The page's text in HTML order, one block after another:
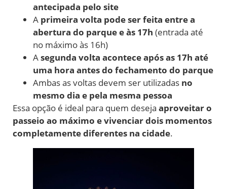
antecipada pelo site
A primeira volta pode ser feita entre a
abertura do parque e às 17h (entrada até
no máximo às 16h)
Asegunda volta acontece após as 17h até
uma hora antes do fechamento do parque
Ambas as voltas devem ser utilizadas no
mesmo dia e pela mesma pessoa
Essa opção é ideal para quem deseja aproveitar o
passeio ao máximo e vivenciar dois momentos
completamente diferentes na cidade.